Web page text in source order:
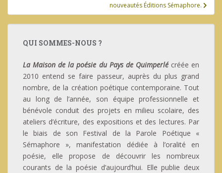
nouveautés Éditions Sémaphore.
QUI SOMMES-NOUS ?
La Maison de la poésie du Pays de Quimperlécréée en
2010 entend se faire passeur, auprès du plus grand
nombre, de la création poétique contemporaine. Tout
au long de l’année, son équipe professionnelle et
bénévole conduit des projets en milieu scolaire, des
ateliers d’écriture, des expositions et des lectures. Par
le biais de son Festival de la Parole Poétique «
Sémaphore », manifestation dédiée à l’oralité en
poésie, elle propose de découvrir les nombreux
courants de la poésie d’aujourd’hui. Elle publie deux